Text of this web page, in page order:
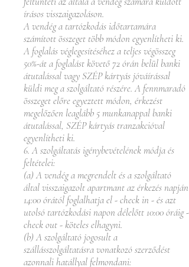
írásos visszaigazoláson.
A vendég a tartózkodás időtartamára
számított összeget több módon egyenlítheti ki.
A foglalás véglegesítéséhez a teljes végösszeg
50%-át a foglalást követő 72 órán belül banki
átutalással vagy SZÉP kártyás jóváírással
küldi meg a szolgáltató részére. A fennmaradó
összeget előre egyeztett módon, érkezést
megelőzően leaglább 5 munkanappal banki
átutalással, SZÉP kártyás tranzakcióval
egyenlítheti ki.
6. A szolgáltatás igénybevételének módja és
feltételei:
(a) A vendég a megrendelt és a szolgáltató
által visszaigazolt apartmant az érkezés napján
14:00 órától foglalhatja el - check in - és azt
utolsó tartózkodási napon délelőtt 10:00 óráig -
check out - köteles elhagyni.
(b) A szolgáltató jogosult a
szállásszolgáltatásra vonatkozó szerződést
azonnali hatállyal felmondani: